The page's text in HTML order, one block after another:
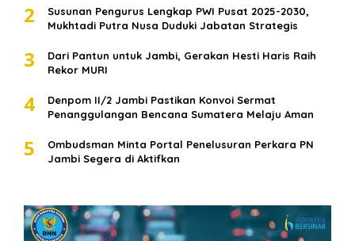
2
Susunan Pengurus Lengkap PWI Pusat 2025-2030,
Mukhtadi Putra Nusa Duduki Jabatan Strategis
3
Dari Pantun untuk Jambi, Gerakan Hesti Haris Raih
Rekor MURI
4
Denpom II/2 Jambi Pastikan Konvoi Sermat
Penanggulangan Bencana Sumatera Melaju Aman
5
Ombudsman Minta Portal Penelusuran Perkara PN
Jambi Segera di Aktifkan